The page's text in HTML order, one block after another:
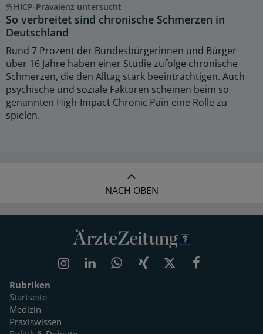
HICP-Prävalenz untersucht
So verbreitet sind chronische Schmerzen in
Deutschland
Rund 7 Prozent der Bundesbürgerinnen und Bürger
über 16 Jahre haben einer Studie zufolge chronische
Schmerzen, die den Alltag stark beeinträchtigen. Auch
psychische und soziale Faktoren scheinen beim so
genannten High-Impact Chronic Pain eine Rolle zu
spielen.
NACH OBEN
Rubriken
Startseite
Medizin
Praxiswissen